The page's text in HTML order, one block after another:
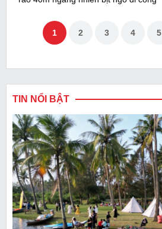
1 2 3 4 5
TIN NỔI BẬT